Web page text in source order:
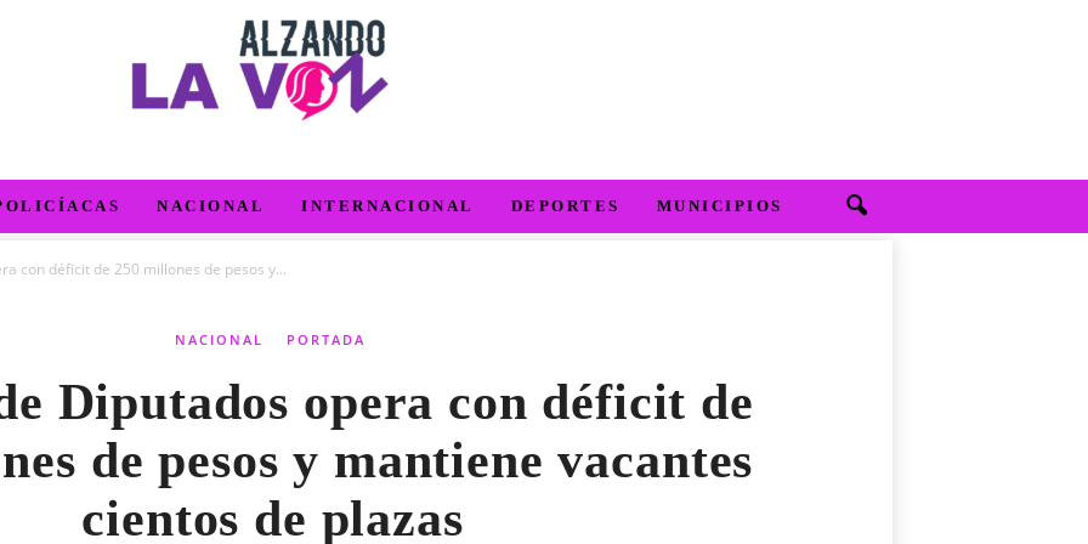
NACIONAL INTERNACIONAL DEPORTES MUNICIPIOS
con déficit de 250 millones de pesos y...
NACIONAL PORTADA
Diputados opera con déficit de
de pesos y mantiene vacantes
cientos de plazas